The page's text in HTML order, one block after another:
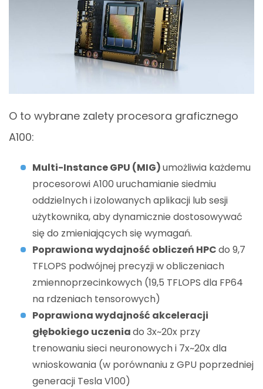
O to wybrane zalety procesora graficznego
A100:
Multi-Instance GPU (MIG)umożliwia każdemu
procesorowi A100 uruchamianie siedmiu
oddzielnych i izolowanych aplikacji lub sesji
użytkownika, aby dynamicznie dostosowywać
się do zmieniających się wymagań.
Poprawiona wydajność obliczeń HPCdo 9,7
TFLOPS podwójnej precyzji w obliczeniach
zmiennoprzecinkowych (19,5 TFLOPS dla FP64
na rdzeniach tensorowych)
Poprawiona wydajność akceleracji
głębokiego uczeniado 3x~20x przy
trenowaniu sieci neuronowych i 7x~20x dla
wnioskowania (w porównaniu z GPU poprzedniej
generacji Tesla V100)